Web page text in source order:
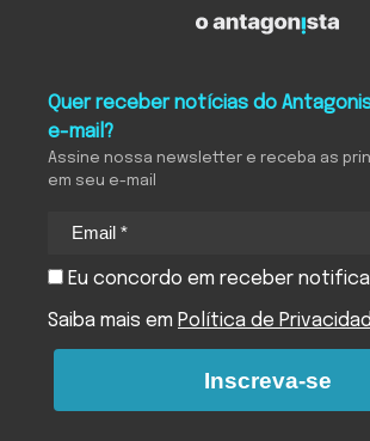
Quer receber notícias do
e-mail?
Assine nossa newsletter e receba as
em seu e-mail
Eu concordo em receber
Saiba mais em Política de
Inscreva-se